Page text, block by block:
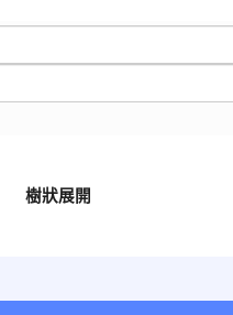
樹狀展開